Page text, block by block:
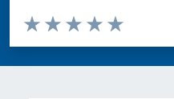
Valuta da 1 a 5 stelle la pagina
Valuta 5
Valuta 4 stelle
Valuta 3 stelle su 5
Valuta 2 stelle su 5
Valuta 1 stelle su 5